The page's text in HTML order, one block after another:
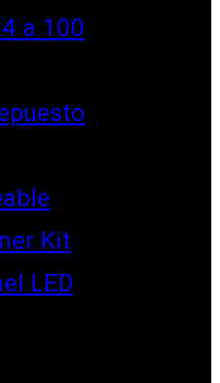
a 100
Kit
LED